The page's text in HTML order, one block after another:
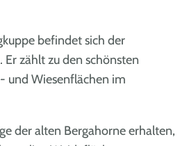
befindet sich der
Er zählt zu den schönsten
und Wiesenflächen im
der alten Bergahorne erhalten,